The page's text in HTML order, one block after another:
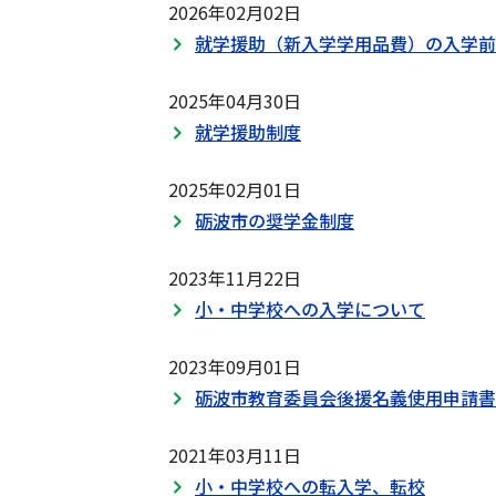
2026年02月02日
就学援助（新入学学用品費）の入学
2025年04月30日
就学援助制度
2025年02月01日
砺波市の奨学金制度
2023年11月22日
小・中学校への入学について
2023年09月01日
砺波市教育委員会後援名義使用申請書
2021年03月11日
小・中学校への転入学、転校